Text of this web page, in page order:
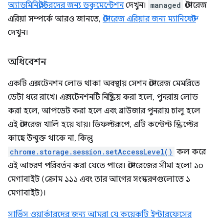
অ্যাডমিনিস্ট্রেটরদের জন্য ডকুমেন্টেশনদেখুন। managed স্টোরেজ
এরিয়া সম্পর্কে আরও জানতে, স্টোরেজ এরিয়ার জন্য ম্যানিফেস্ট
দেখুন।
অধিবেশন
একটি এক্সটেনশন লোড থাকা অবস্থায় সেশন স্টোরেজ মেমরিতে
ডেটা ধরে রাখে। এক্সটেনশনটি নিষ্ক্রিয় করা হলে, পুনরায় লোড
করা হলে, আপডেট করা হলে এবং ব্রাউজার পুনরায় চালু হলে
এই স্টোরেজ খালি হয়ে যায়। ডিফল্টরূপে, এটি কন্টেন্ট স্ক্রিপ্টের
কাছে উন্মুক্ত থাকে না, কিন্তু
chrome.storage.session.setAccessLevel() কল করে
এই আচরণ পরিবর্তন করা যেতে পারে। স্টোরেজের সীমা হলো ১০
মেগাবাইট (ক্রোম ১১১ এবং তার আগের সংস্করণগুলোতে ১
মেগাবাইট)।
সার্ভিস ওয়ার্কারদের জন্য আমরা যে কয়েকটি ইন্টারফেসের